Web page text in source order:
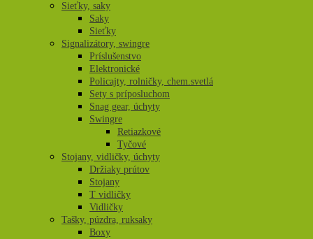
Sieťky, saky
Saky
Sieťky
Signalizátory, swingre
Príslušenstvo
Elektronické
Policajty, rolničky, chem.svetlá
Sety s príposluchom
Snag gear, úchyty
Swingre
Retiazkové
Tyčové
Stojany, vidličky, úchyty
Držiaky prútov
Stojany
T vidličky
Vidličky
Tašky, púzdra, ruksaky
Boxy